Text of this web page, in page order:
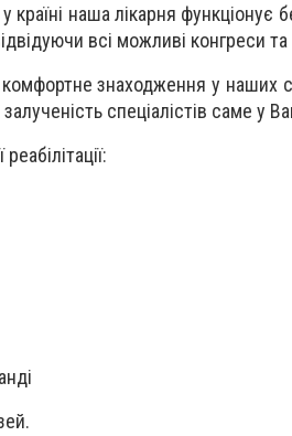
наша лікарня функціонує
всі можливі конгреси та
знаходження у наших
спеціалістів саме у